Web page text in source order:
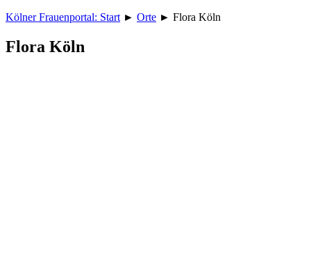
Kölner Frauenportal: Start ► Orte ► Flora Köln
Flora Köln